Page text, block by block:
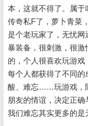
本，这就不得了。属
传奇私F了，萝卜青菜
是个老玩家了，无忧
暴装备，很刺激，很
的，个人很喜欢玩游
每个人都获得了不同
酸、难忘……玩游戏，
朋友的情谊，决定正
我们难忘其实更多的是